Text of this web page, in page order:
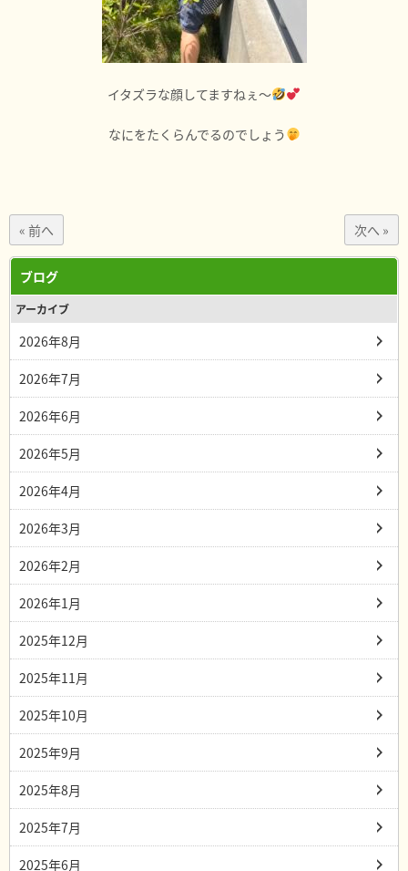
イタズラな顔してますねぇ～
なにをたくらんでるのでしょう
« 前へ 次へ »
ブログ
アーカイブ
2026年8月
2026年7月
2026年6月
2026年5月
2026年4月
2026年3月
2026年2月
2026年1月
2025年12月
2025年11月
2025年10月
2025年9月
2025年8月
2025年7月
2025年6月